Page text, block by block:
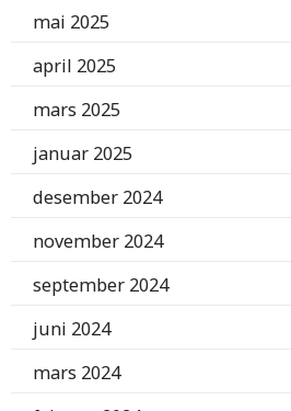
mai 2025
april 2025
mars 2025
januar 2025
desember 2024
november 2024
september 2024
juni 2024
mars 2024